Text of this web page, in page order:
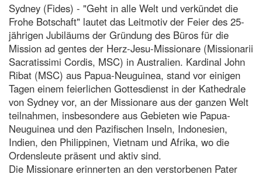
Sydney (Fides) - "Geht in alle Welt und verkündet die
Frohe Botschaft" lautet das Leitmotiv der Feier des 25-
jährigen Jubiläums der Gründung des Büros für die
Mission ad gentes der Herz-Jesu-Missionare (Missionarii
Sacratissimi Cordis, MSC) in Australien. Kardinal John
Ribat (MSC) aus Papua-Neuguinea, stand vor einigen
Tagen einem feierlichen Gottesdienst in der Kathedrale
von Sydney vor, an der Missionare aus der ganzen Welt
teilnahmen, insbesondere aus Gebieten wie Papua-
Neuguinea und den Pazifischen Inseln, Indonesien,
Indien, den Philippinen, Vietnam und Afrika, wo die
Ordensleute präsent und aktiv sind.
Die Missionare erinnerten an den verstorbenen Pater